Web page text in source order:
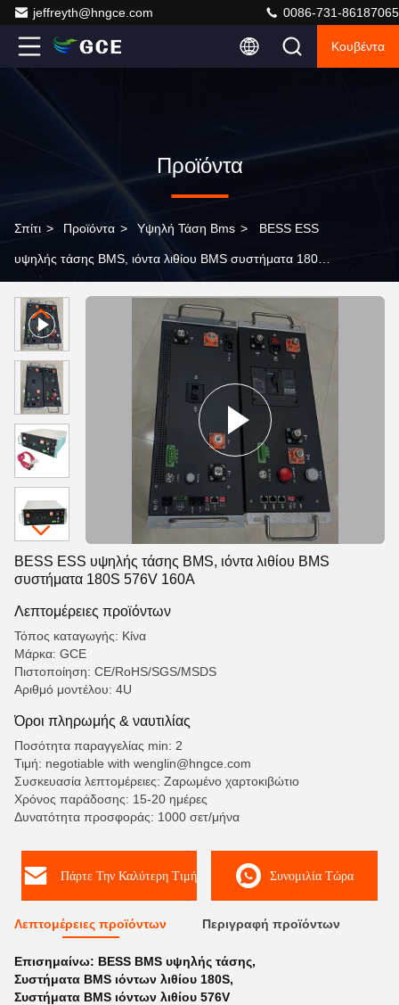
jeffreyth@hngce.com 0086-731-86187065
Κουβέντα
Προϊόντα
Σπίτι > Προϊόντα > Υψηλή Τάση Bms > BESS ESS
υψηλής τάσης BMS, ιόντα λιθίου BMS συστήματα 180S
BESS ESS υψηλής τάσης BMS, ιόντα λιθίου BMS
συστήματα 180S 576V 160A
Λεπτομέρειες προϊόντων
Τόπος καταγωγής: Κίνα
Μάρκα: GCE
Πιστοποίηση: CE/RoHS/SGS/MSDS
Αριθμό μοντέλου: 4U
Όροι πληρωμής & ναυτιλίας
Ποσότητα παραγγελίας min: 2
Τιμή: negotiable with wenglin@hngce.com
Συσκευασία λεπτομέρειες: Ζαρωμένο χαρτοκιβώτιο
Χρόνος παράδοσης: 15-20 ημέρες
Δυνατότητα προσφοράς: 1000 σετ/μήνα
Πάρτε Την Καλύτερη Τιμή Συνομιλία Τώρα
Λεπτομέρειες προϊόντων Περιγραφή προϊόντων
Επισημαίνω: BESS BMS υψηλής τάσης,
Συστήματα BMS ιόντων λιθίου 180S,
Συστήματα BMS ιόντων λιθίου 576V